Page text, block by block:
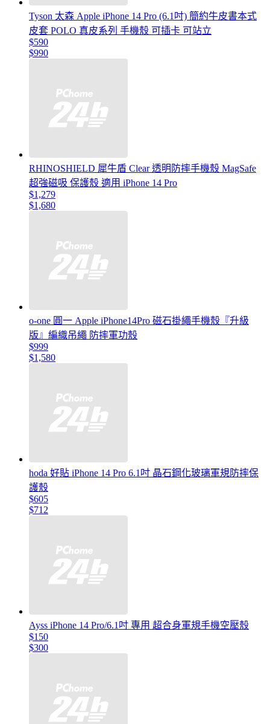
Tyson 太森 Apple iPhone 14 Pro (6.1吋) 簡約牛皮書本式
皮套 POLO 真皮系列 手機殼 可插卡 可站立
$590
$990
RHINOSHIELD 犀牛盾 Clear 透明防摔手機殼 MagSafe
超強磁吸 保護殼 適用 iPhone 14 Pro
$1,279
$1,680
o-one 圓一 Apple iPhone14Pro 磁石掛繩手機殼『升級
版』編織吊繩 防摔軍功殼
$999
$1,580
hoda 好貼 iPhone 14 Pro 6.1吋 晶石鋼化玻璃軍規防摔保
護殼
$605
$712
Ayss iPhone 14 Pro/6.1吋 專用 超合身軍規手機空壓殼
$150
$300